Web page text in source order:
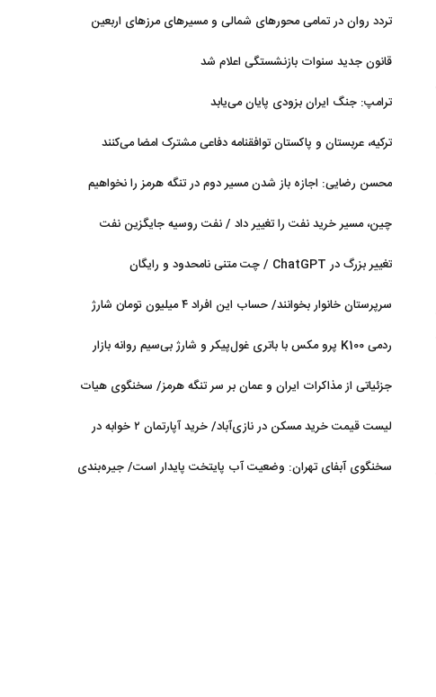
تردد روان در تمامی محورهای شمالی و مسیرهای مرزهای اربعین
قانون جدید سنوات بازنشستگی اعلام شد
ترامپ: جنگ ایران بزودی پایان می‌یابد
ترکیه، عربستان و پاکستان توافقنامه دفاعی مشترک امضا می‌کنند
محسن رضایی: اجازه باز شدن مسیر دوم در تنگه هرمز را نخواهیم
چین، مسیر خرید نفت را تغییر داد / نفت روسیه جایگزین نفت
تغییر بزرگ در ChatGPT / چت متنی نامحدود و رایگان
سرپرستان خانوار بخوانند/ حساب این افراد ۴ میلیون تومان شارژ
ردمی K100 پرو مکس با باتری غول‌پیکر و شارژ بی‌سیم روانه بازار
جزئیاتی از مذاکرات ایران و عمان بر سر تنگه هرمز/ سخنگوی هیات
لیست قیمت خرید مسکن در نازی‌آباد/ خرید آپارتمان ۲ خوابه در
سخنگوی آبفای تهران: وضعیت آب پایتخت پایدار است/ جیره‌بندی